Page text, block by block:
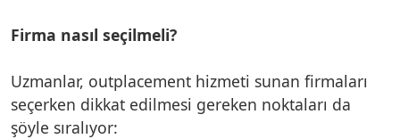
Firma nasıl seçilmeli?
Uzmanlar, outplacement hizmeti sunan firmaları
seçerken dikkat edilmesi gereken noktaları da
şöyle sıralıyor: